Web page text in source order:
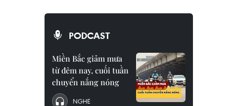
PODCAST
Miền Bắc giảm mưa
từ đêm nay, cuối tuần
chuyển nắng nóng
NGHE